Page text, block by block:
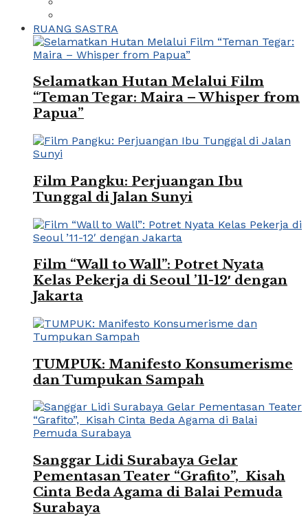
RUANG SASTRA
Selamatkan Hutan Melalui Film
“Teman Tegar: Maira – Whisper from
Papua”
Film Pangku: Perjuangan Ibu
Tunggal di Jalan Sunyi
Film “Wall to Wall”: Potret Nyata
Kelas Pekerja di Seoul ’11-12′ dengan
Jakarta
TUMPUK: Manifesto Konsumerisme
dan Tumpukan Sampah
Sanggar Lidi Surabaya Gelar
Pementasan Teater “Grafito”, Kisah
Cinta Beda Agama di Balai Pemuda
Surabaya